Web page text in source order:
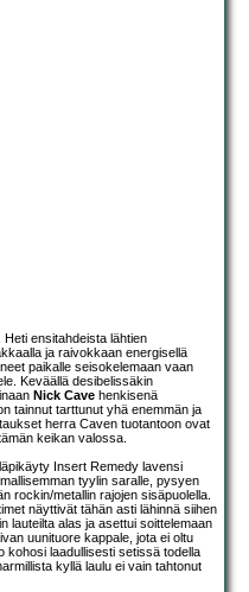
ensitahdeista lähtien
ja raivokkaan energisellä
paikalle seisokelemaan vaan
Keväällä desibelissäkin
Nick Cave henkisenä
tainnut tarttunut yhä enemmän ja
herra Caven tuotantoon ovat
keikan valossa.
Insert Remedy lavensi
tyylin saralle, pysyen
rockin/metallin rajojen sisäpuolella.
näyttivät tähän asti lähinnä siihen
lauteilta alas ja asettui soittelemaan
uunituore kappale, jota ei oltu
kohosi laadullisesti setissä todella
kyllä laulu ei vain tahtonut